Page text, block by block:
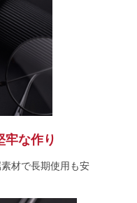
牢な作り
材で長期使用も安